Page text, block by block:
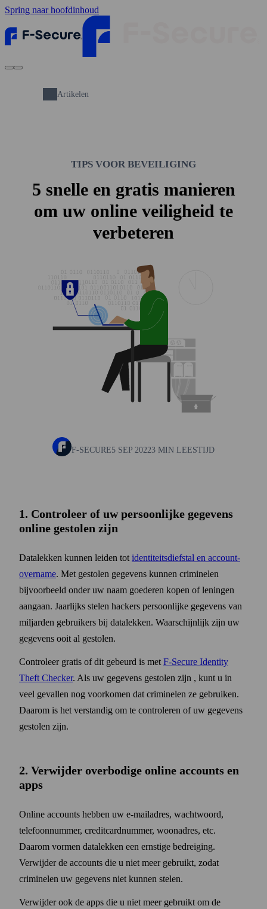
Spring naar hoofdinhoud
Artikelen
TIPS VOOR BEVEILIGING
5 snelle en gratis manieren
om uw online veiligheid te
verbeteren
F-SECURE5 SEP 20223 MIN LEESTIJD
1. Controleer of uw persoonlijke gegevens
online gestolen zijn
Data­lekken kunnen leiden tot identiteits­diefstal en account­
over­name. Met gestolen gegevens kunnen criminelen
bijvoorbeeld onder uw naam goederen kopen of leningen
aangaan. Jaarlijks stelen hackers persoonlijke gegevens van
miljarden gebruikers bij data­lekken. Waarschijnlijk zijn uw
gegevens ooit al gestolen.
Controleer gratis of dit gebeurd is met F‑Secure Identity
Theft Checker. Als uw gegevens gestolen zijn , kunt u in
veel gevallen nog voorkomen dat criminelen ze gebruiken.
Daarom is het verstandig om te controleren of uw gegevens
gestolen zijn.
2. Verwijder overbodige online accounts en
apps
Online accounts hebben uw e‑mail­adres, wacht­woord,
telefoon­nummer, credit­card­nummer, woon­adres, etc.
Daarom vormen data­lekken een ernstige bedreiging.
Verwijder de accounts die u niet meer gebruikt, zodat
criminelen uw gegevens niet kunnen stelen.
Verwijder ook de apps die u niet meer gebruikt om de